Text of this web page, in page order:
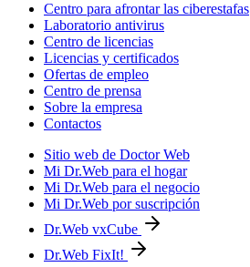
Centro para afrontar las ciberestafas
Laboratorio antivirus
Centro de licencias
Licencias y certificados
Ofertas de empleo
Centro de prensa
Sobre la empresa
Contactos
Sitio web de Doctor Web
Mi Dr.Web para el hogar
Mi Dr.Web para el negocio
Mi Dr.Web por suscripción
Dr.Web vxCube
Dr.Web FixIt!